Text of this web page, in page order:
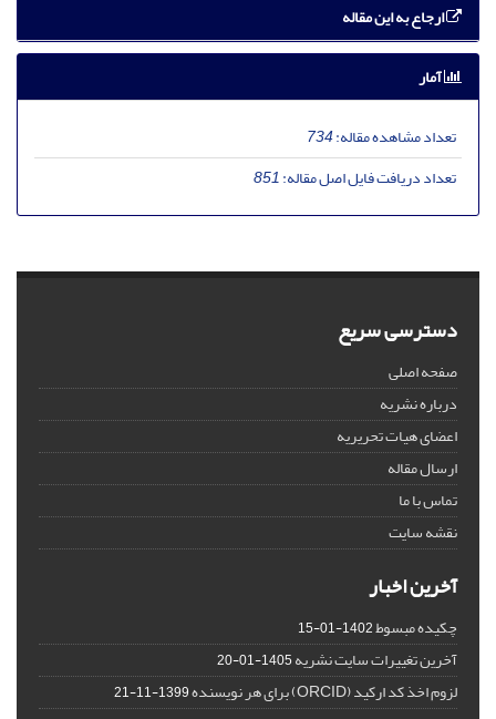
ارجاع به این مقاله
آمار
تعداد مشاهده مقاله:734
تعداد دریافت فایل اصل مقاله:851
دسترسی سریع
صفحه اصلی
درباره نشریه
اعضای هیات تحریریه
ارسال مقاله
تماس با ما
نقشه سایت
آخرین اخبار
چکیده مبسوط1402-01-15
آخرین تغییرات سایت نشریه1405-01-20
لزوم اخذ کد ارکید (ORCID) برای هر نویسنده 1399-11-21